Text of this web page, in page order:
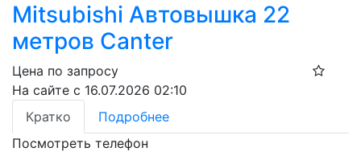
Mitsubishi Автовышка 22
метров Canter
Цена по запросу
На сайте с 16.07.2026 02:10
Кратко
Подробнее
Посмотреть телефон